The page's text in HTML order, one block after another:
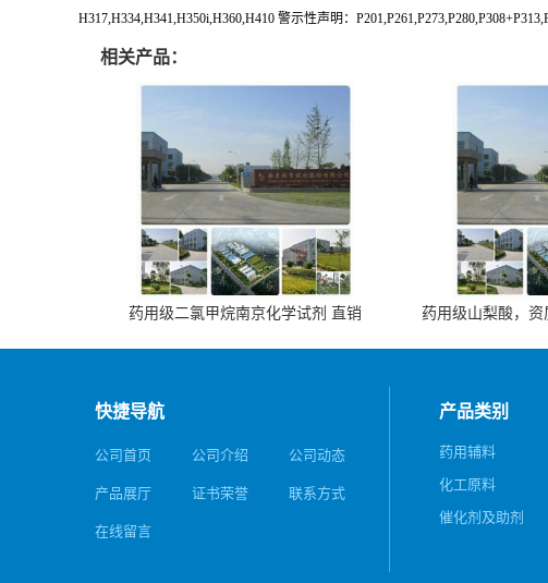
H317,H334,H341,H350i,H360,H410 警示性声明：
相关产品：
药用级二氯甲烷南京化学试剂 直销 药用级山梨酸，资
快捷导航
公司首页 公司介绍 公司动态
产品展厅 证书荣誉 联系方式
在线留言
产品类别
药用辅料
化工原料
催化剂及助剂